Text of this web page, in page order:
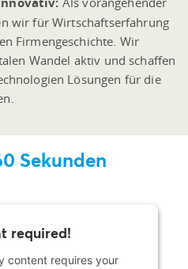
wir für Wirtschaftserfahrung
Firmengeschichte. Wir
Wandel aktiv und schaffen
Lösungen für die
Sekunden
required!
content requires your